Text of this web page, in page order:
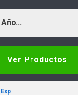
Ver Productos
Exp